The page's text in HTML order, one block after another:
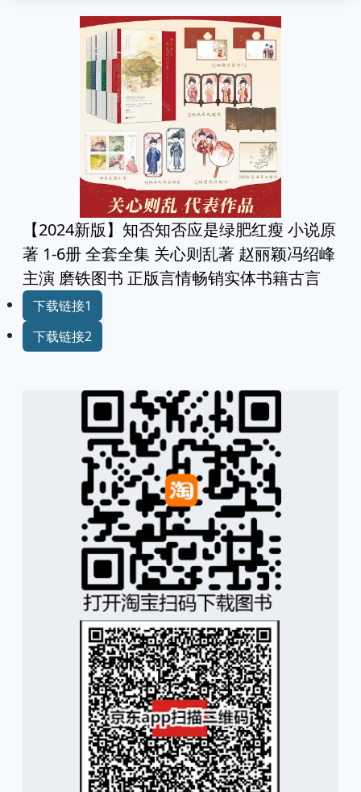
【2024新版】知否知否应是绿肥红瘦 小说原
著 1-6册 全套全集 关心则乱著 赵丽颖冯绍峰
主演 磨铁图书 正版言情畅销实体书籍古言
下载链接1
下载链接2